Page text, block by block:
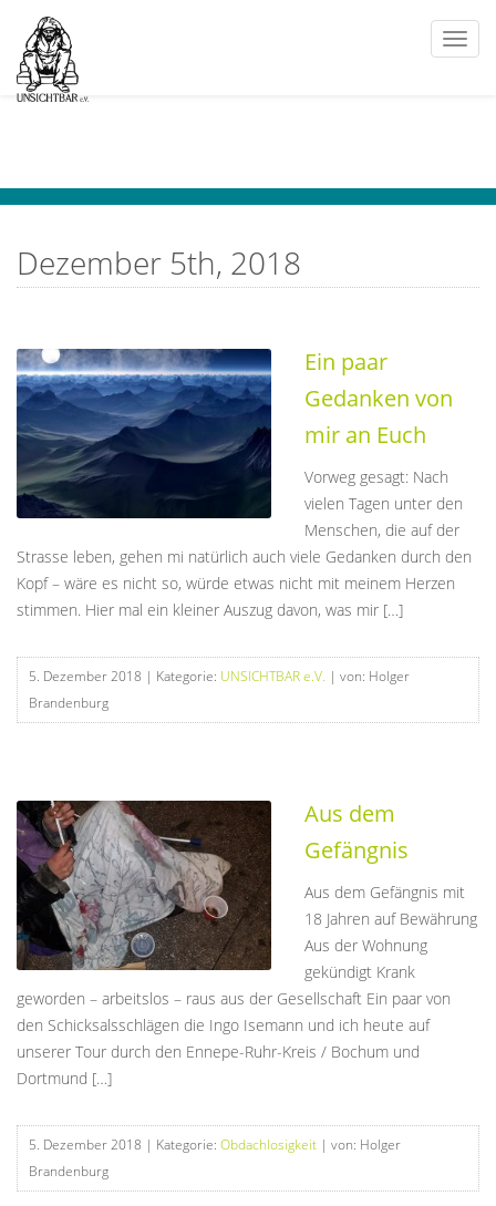
Dezember 5th, 2018
Ein paar
Gedanken von
mir an Euch
Vorweg gesagt: Nach
vielen Tagen unter den
Menschen, die auf der
Strasse leben, gehen mi natürlich auch viele Gedanken durch den
Kopf – wäre es nicht so, würde etwas nicht mit meinem Herzen
stimmen. Hier mal ein kleiner Auszug davon, was mir […]
5. Dezember 2018 | Kategorie: UNSICHTBAR e.V. | von: Holger
Brandenburg
Aus dem
Gefängnis
Aus dem Gefängnis mit
18 Jahren auf Bewährung
Aus der Wohnung
gekündigt Krank
geworden – arbeitslos – raus aus der Gesellschaft Ein paar von
den Schicksalsschlägen die Ingo Isemann und ich heute auf
unserer Tour durch den Ennepe-Ruhr-Kreis / Bochum und
Dortmund […]
5. Dezember 2018 | Kategorie: Obdachlosigkeit | von: Holger
Brandenburg